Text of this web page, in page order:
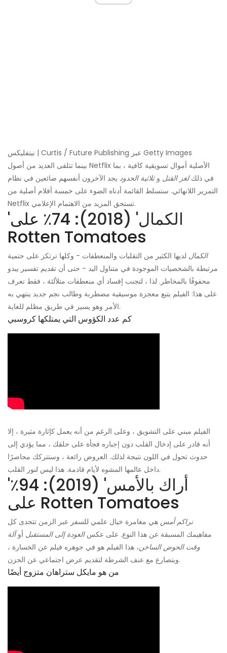
نيتفليكس | Curtis / Future Publishing عبر Getty Images
بينما تتلقى العديد من أصول Netflix الأصلية أموال تسويقية كافية ، بما
في ذلكلغز القتل وثلاثية الحدود يجد الآخرون أنفسهم ضائعين في نظام
التمرير اللانهائي. ستسلط القائمة أدناه الضوء على خمسة أفلام أصلية من
Netflix تستحق المزيد من الاهتمام الإعلامي.
'الكمال' (2018): 74٪ على
Rotten Tomatoes
الكمال لديها الكثير من التقلبات والمنعطفات - وكلها ترتكز على حتمية
مرتبطة بالشخصيات الموجودة في متناول اليد - حتى أن تقديم تفسير يبدو
محفوفًا بالمخاطر. لذا ، لتجنب إفساد أي منعطفات متلألئة ، فقط تعرف
على هذا: الفيلم يتبع معجزة موسيقية مضطربة وطالب نجم جديد ينتهي به
الأمر وهو يسير في طريق مظلم للغاية.
كم عدد الكؤوس التي يمتلكها كروسبي
الفيلم مبني على التشويق ، وعلى الرغم من أنه يعمل كإثارة مثيرة ، إلا
أنه قادر على إدخال القلب دون إجباره فجأة على حلقك ، مما يؤدي إلى
حدوث تحول في اللون نتيجة لذلك. العروض رائعة ، وستتركك محاصرًا
داخل عالمها المشوه لأيام قادمة. هذا ليس لنور القلب.
'أراك بالأمس' (2019): 94٪
على Rotten Tomatoes
نراكم أمس هي مغامرة خيال علمي للسفر عبر الزمن تتحدى كل
مفاهيمك المسبقة عن هذا النوع. على عكسالعودة إلى المستقبل أوآلة
وقت الحوض الساخن، هذا الفيلم هو في جوهره فيلم عن الخسارة ،
ويتصارع مع عنف الشرطة لتقديم عرض اجتماعي عن الحزن.
من هو مايكل ستراهان متزوج أيضًا